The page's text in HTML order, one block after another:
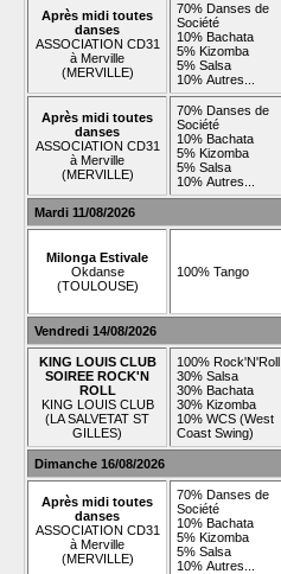
Après midi toutes
danses
ASSOCIATION CD31
à Merville
(MERVILLE)
70% Danses de
Société
10% Bachata
5% Kizomba
5% Salsa
10% Autres...
Après midi toutes
danses
ASSOCIATION CD31
à Merville
(MERVILLE)
70% Danses de
Société
10% Bachata
5% Kizomba
5% Salsa
10% Autres...
Mardi 11/08/2026
Milonga Estivale
Okdanse
(TOULOUSE)
100% Tango
Vendredi 14/08/2026
KING LOUIS CLUB
SOIREE ROCK'N
ROLL
KING LOUIS CLUB
(LA SALVETAT ST
GILLES)
100% Rock'N'Roll
30% Salsa
30% Bachata
30% Kizomba
10% WCS (West
Coast Swing)
Dimanche 16/08/2026
Après midi toutes
danses
ASSOCIATION CD31
à Merville
(MERVILLE)
70% Danses de
Société
10% Bachata
5% Kizomba
5% Salsa
10% Autres...